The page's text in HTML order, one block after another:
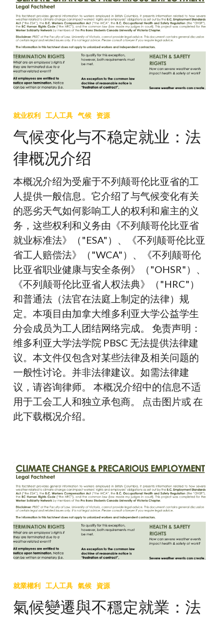
撇
步
候
化
与
不
稳
定
就
业：
法
律
概
况
介
绍
就业权利 工人工具 气候 资源
气候变化与不稳定就业：法
律概况介绍
本概况介绍为受雇于不列颠哥伦比亚省的工
人提供一般信息。它介绍了与气候变化有关
的恶劣天气如何影响工人的权利和雇主的义
务，这些权利和义务由《不列颠哥伦比亚省
就业标准法》（"ESA"）、《不列颠哥伦比亚
省工人赔偿法》（"WCA"）、《不列颠哥伦
比亚省职业健康与安全条例》（"OHSR"）、
《不列颠哥伦比亚省人权法典》（"HRC"）
和普通法（法官在法庭上制定的法律）规
定。本项目由加拿大维多利亚大学公益学生
分会成员为工人团结网络完成。 免责声明：
维多利亚大学法学院 PBSC 无法提供法律建
议。本文件仅包含对某些法律及相关问题的
一般性讨论。并非法律建议。如需法律建
议，请咨询律师。 本概况介绍中的信息不适
用于工会工人和独立承包商。 点击图片或 在
此下载概况介绍。
候
遷
就業權利 工人工具 氣候 資源
氣候變遷與不穩定就業：法